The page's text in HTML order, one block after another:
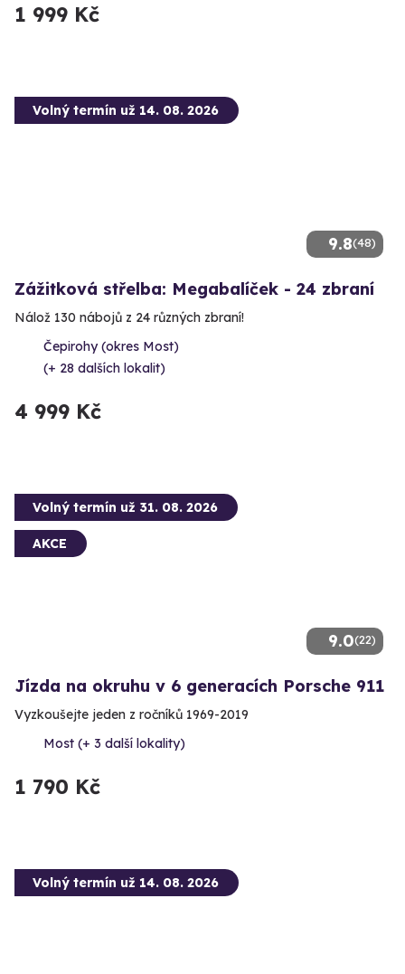
1 999 Kč
9.8(48)
Volný termín už 14. 08. 2026
Zážitková střelba: Megabalíček - 24 zbraní
Nálož 130 nábojů z 24 různých zbraní!
Čepirohy (okres Most)
(+ 28 dalších lokalit)
4 999 Kč
9.0(22)
Volný termín už 31. 08. 2026
AKCE
Jízda na okruhu v 6 generacích Porsche 911
Vyzkoušejte jeden z ročníků 1969-2019
Most (+ 3 další lokality)
1 790 Kč
Volný termín už 14. 08. 2026